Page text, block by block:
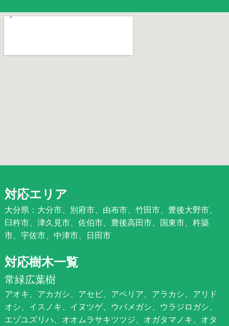
対応エリア
大分県：大分市、別府市、由布市、竹田市、豊後大野市、
臼杵市、津久見市、佐伯市、豊後高田市、国東市、杵築
市、宇佐市、中津市、日田市
対応樹木一覧
常緑広葉樹
アオキ、アカガシ、アセビ、アベリア、アラカシ、アリド
オシ、イスノキ、イヌツゲ、ウバメガシ、ウラジロガシ、
エゾユズリハ、オオムラサキツツジ、オガタマノキ、オタ